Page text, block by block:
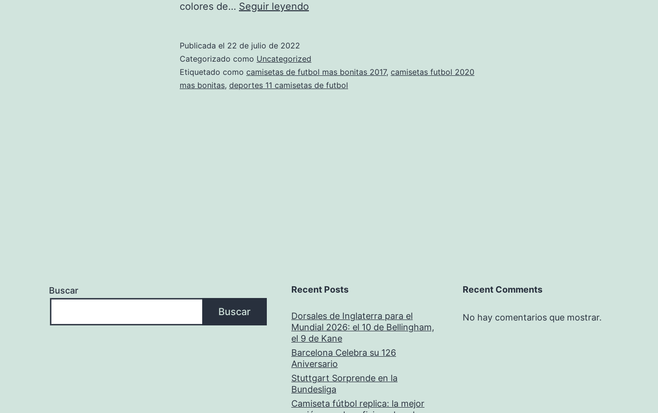
colores de… Seguir leyendo
Fútbol
Baratas
Personalizadas
Publicada el 22 de julio de 2022
Categorizado como Uncategorized
Etiquetado como camisetas de futbol mas bonitas 2017, camisetas futbol 2020
mas bonitas, deportes 11 camisetas de futbol
Buscar
Buscar
Recent Posts
Dorsales de Inglaterra para el
Mundial 2026: el 10 de Bellingham,
el 9 de Kane
Barcelona Celebra su 126
Aniversario
Stuttgart Sorprende en la
Bundesliga
Camiseta fútbol replica: la mejor
Recent Comments
No hay comentarios que mostrar.